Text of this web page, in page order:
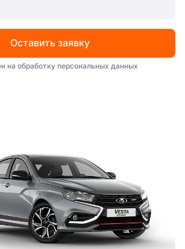
Оставить заявку
на обработку персональных данных